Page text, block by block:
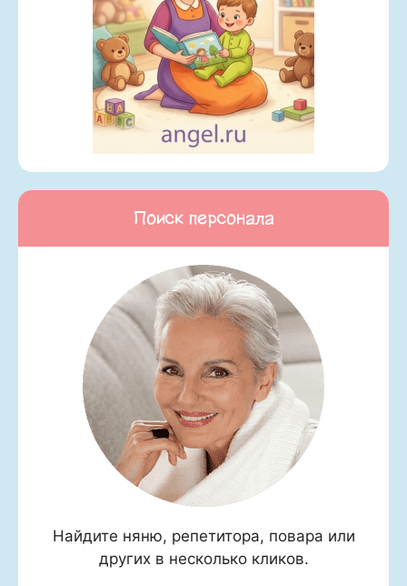
Поиск персонала
Найдите няню, репетитора, повара или
других в несколько кликов.